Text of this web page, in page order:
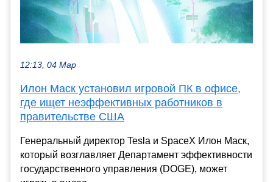
12:13, 04 Мар
Илон Маск установил игровой ПК в офисе,
где ищет неэффективных работников в
правительстве США
Генеральный директор Tesla и SpaceX Илон Маск,
который возглавляет Департамент эффективности
государственного управления (DOGE), может